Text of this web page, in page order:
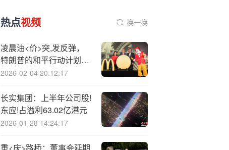
热点视频 换一换
凌晨油<价>突,发反弹，
特朗普的和平行动计划与
挫，最终归罪于谁？
2026-02-04 20:12:17
长实集团：上半年公司股!
东应!占溢利63.02亿港元
2026-01-28 14:24:17